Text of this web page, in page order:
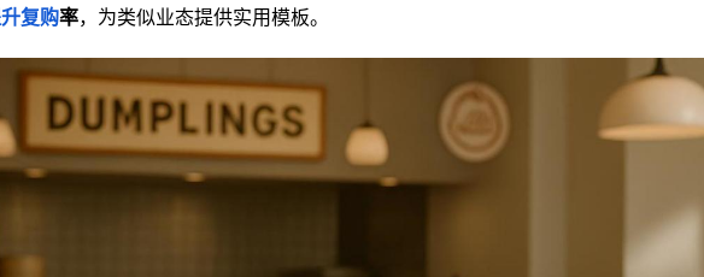
复购率，为类似业态提供实用模板。